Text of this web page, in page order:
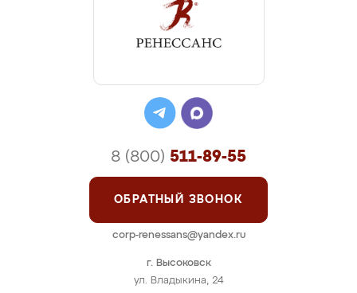
г. Высоковск
ул. Владыкина, 24
8 (800) 511-89-55
ОБРАТНЫЙ ЗВОНОК
corp-renessans@yandex.ru